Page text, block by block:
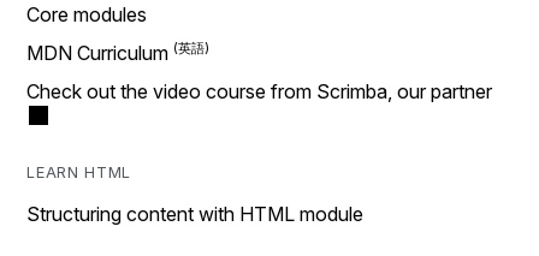
Core modules
MDN Curriculum
Check out the video course from Scrimba, our partner
LEARN HTML
Structuring content with HTML module